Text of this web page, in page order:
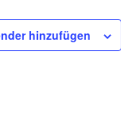
hinzufügen